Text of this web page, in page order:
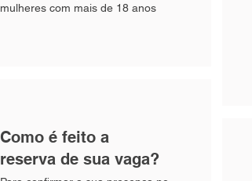
mulheres com mais de 18 anos
Como é feito a
reserva de sua vaga?